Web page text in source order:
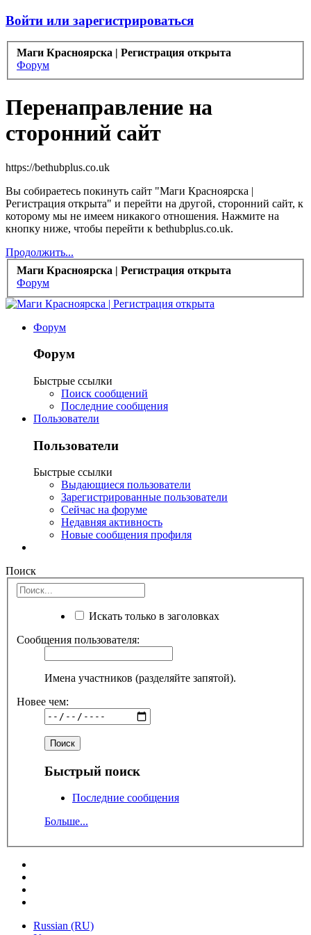
Войти или зарегистрироваться
Маги Красноярска | Регистрация открыта
Форум
Перенаправление на
сторонний сайт
https://bethubplus.co.uk
Вы собираетесь покинуть сайт "Маги Красноярска |
Регистрация открыта" и перейти на другой, сторонний сайт, к
которому мы не имеем никакого отношения. Нажмите на
кнопку ниже, чтобы перейти к bethubplus.co.uk.
Продолжить...
Маги Красноярска | Регистрация открыта
Форум
Форум
Форум
Быстрые ссылки
Поиск сообщений
Последние сообщения
Пользователи
Пользователи
Быстрые ссылки
Выдающиеся пользователи
Зарегистрированные пользователи
Сейчас на форуме
Недавняя активность
Новые сообщения профиля
Поиск
Искать только в заголовках
Сообщения пользователя:
Имена участников (разделяйте запятой).
Новее чем:
Быстрый поиск
Последние сообщения
Больше...
Russian (RU)